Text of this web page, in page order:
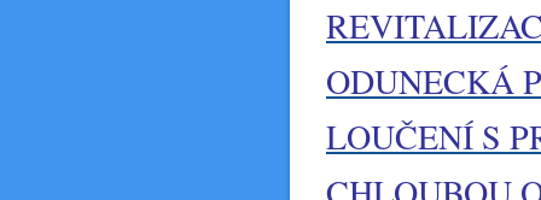
ODUNECKÁ
LOUČENÍ S